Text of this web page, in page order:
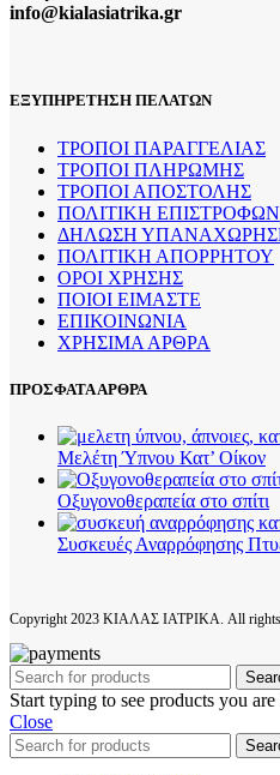
info@kialasiatrika.gr
ΕΞΥΠΗΡΕΤΗΣΗ ΠΕΛΑΤΩΝ
ΤΡΟΠΟΙ ΠΑΡΑΓΓΕΛΙΑΣ
ΤΡΟΠΟΙ ΠΛΗΡΩΜΗΣ
ΤΡΟΠΟΙ ΑΠΟΣΤΟΛΗΣ
ΠΟΛΙΤΙΚΗ ΕΠΙΣΤΡΟΦΩΝ
ΔΗΛΩΣΗ
ΠΟΛΙΤΙΚΗ ΑΠΟΡΡΗΤΟΥ
ΟΡΟΙ ΧΡΗΣΗΣ
ΠΟΙΟΙ ΕΙΜΑΣΤΕ
ΕΠΙΚΟΙΝΩΝΙΑ
ΧΡΗΣΙΜΑ ΑΡΘΡΑ
ΠΡΟΣΦΑΤΑ ΑΡΘΡΑ
Μελέτη Ύπνου Κατ’ Οίκον
Οξυγονοθεραπεία στο σπίτι
Συσκευές Αναρρόφησης
Copyright2023 ΚΙΑΛΑΣ ΙΑΤΡΙΚΑ. All rights
Start typing to see products you
Close